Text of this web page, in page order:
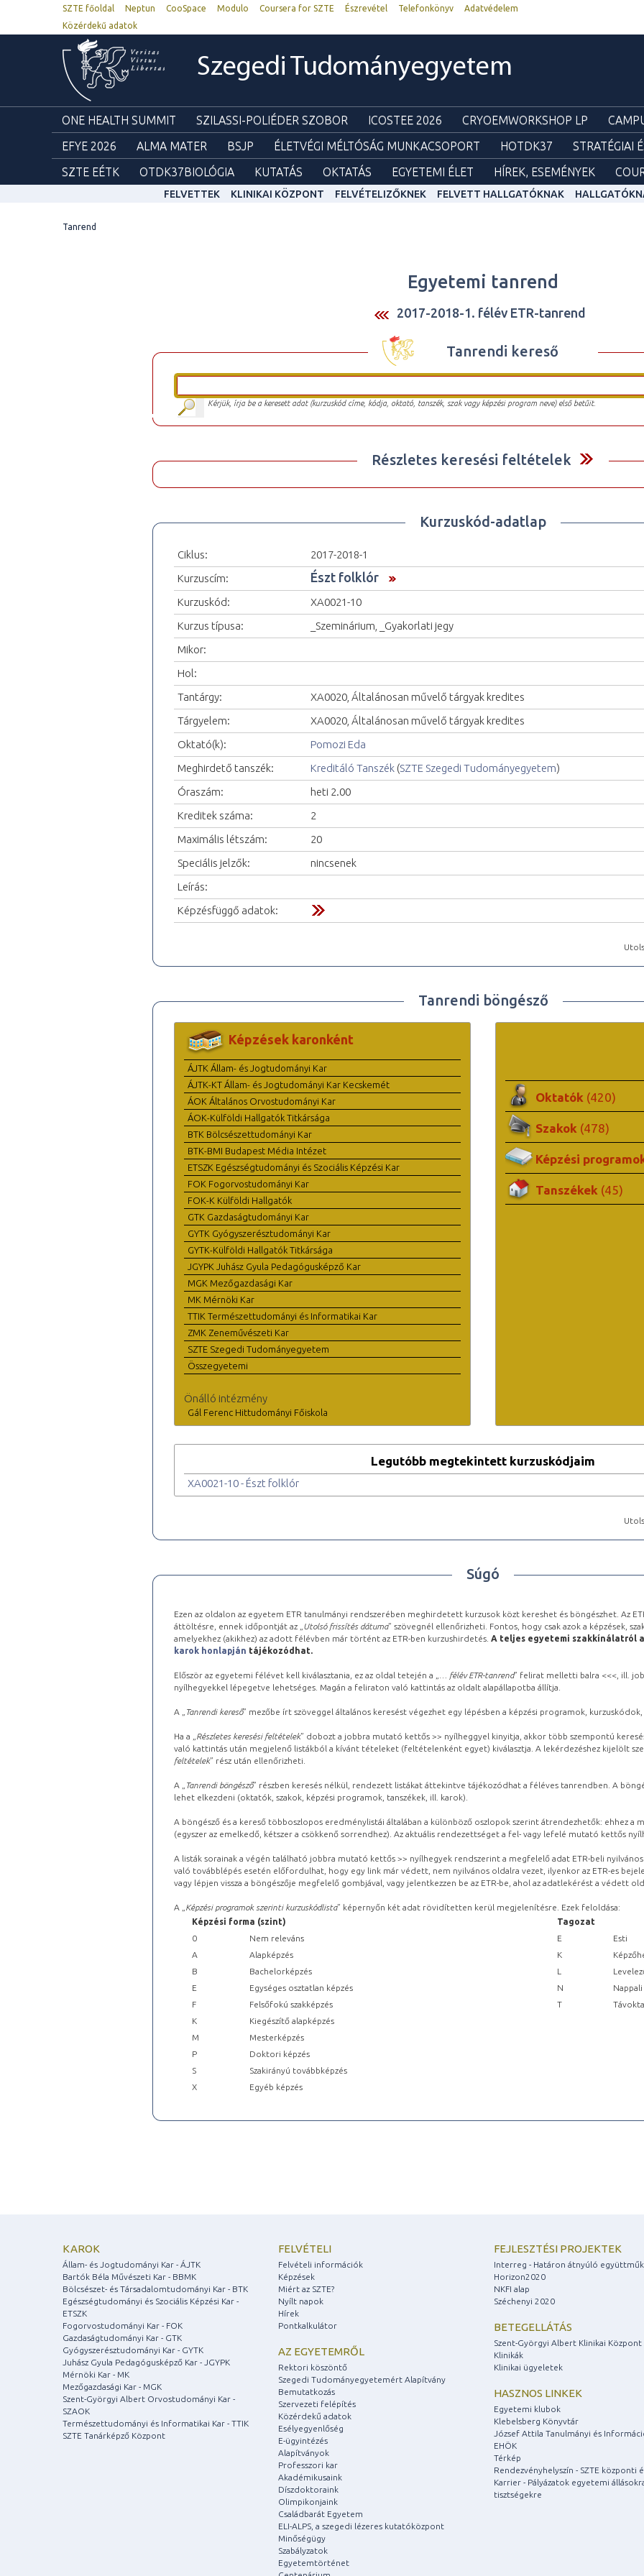
SZTE főoldal Neptun CooSpace Modulo Coursera for SZTE Észrevétel Telefonkönyv
Adatvédelem
Közérdekű adatok
Szegedi Tudományegyetem
ONE HEALTH SUMMIT SZILASSI-POLIÉDER SZOBOR ICOSTEE 2026 CRYOEMWORKSHOP LP
EFYE 2026
ALMA MATER BSJP ÉLETVÉGI MÉLTÓSÁG MUNKACSOPORT HOTDK37 STRATÉGIAI
SZTE EÉTK
OTDK37BIOLÓGIA KUTATÁS OKTATÁS EGYETEMI ÉLET HÍREK, ESEMÉNYEK
FELVETTEK KLINIKAI KÖZPONT FELVÉTELIZŐKNEK FELVETT HALLGATÓKNAK
Tanrend
Egyetemi tanrend
2017-2018-1. félév ETR-tanrend
Tanrendi kereső
Kérjük, írja be a keresett adat (kurzuskód címe, kódja, oktató, tanszék, szak vagy képzési program neve) első betűit.
Részletes keresési feltételek
Kurzuskód-adatlap
Ciklus:
2017-2018-1
Kurzuscím:
Észt folklór
Kurzuskód:
XA0021-10
Kurzus típusa:
_Szeminárium, _Gyakorlati jegy
Mikor:
Hol:
Tantárgy:
XA0020, Általánosan művelő tárgyak kredites
Tárgyelem:
XA0020, Általánosan művelő tárgyak kredites
Oktató(k):
Pomozi Eda
Meghirdető tanszék:
Kreditáló Tanszék (SZTE Szegedi Tudományegyetem)
Óraszám:
heti 2.00
Kreditek száma:
2
Maximális létszám:
20
Speciális jelzők:
nincsenek
Leírás:
Képzésfüggő adatok:
Tanrendi böngésző
Képzések karonként
ÁJTK Állam- és Jogtudományi Kar
ÁJTK-KT Állam- és Jogtudományi Kar Kecskemét
ÁOK Általános Orvostudományi Kar
ÁOK-Külföldi Hallgatók Titkársága
BTK Bölcsészettudományi Kar
BTK-BMI Budapest Média Intézet
ETSZK Egészségtudományi és Szociális Képzési Kar
FOK Fogorvostudományi Kar
FOK-K Külföldi Hallgatók
GTK Gazdaságtudományi Kar
GYTK Gyógyszerésztudományi Kar
GYTK-Külföldi Hallgatók Titkársága
JGYPK Juhász Gyula Pedagógusképző Kar
MGK Mezőgazdasági Kar
MK Mérnöki Kar
TTIK Természettudományi és Informatikai Kar
ZMK Zeneművészeti Kar
SZTE Szegedi Tudományegyetem
Összegyetemi
Önálló intézmény
Gál Ferenc Hittudományi Főiskola
Oktatók (420)
Szakok (478)
Képzési
Tanszékek (45)
Legutóbb megtekintett kurzuskódjaim
XA0021-10 - Észt folklór
Súgó
Ezen az oldalon az egyetem ETR tanulmányi rendszerében meghirdetett kurzusok közt kereshet és böngészhet. Az
áttöltésre, ennek időpontját az „ Utolsó frissítés dátuma” szövegnél ellenőrizheti. Fontos, hogy csak azok a képzések,
amelyekhez (akikhez) az adott félévben már történt az ETR-ben kurzushirdetés. A teljes egyetemi szakkínálatról a
karok honlapján tájékozódhat.
Először az egyetemi félévet kell kiválasztania, ez az oldal tetején a „ … félév ETR-tanrend” felirat melletti balra <<<, ill.
nyílhegyekkel lépegetve lehetséges. Magán a feliraton való kattintás az oldalt alapállapotba állítja.
A „ Tanrendi kereső” mezőbe írt szöveggel általános keresést végezhet egy lépésben a képzési programok,
Ha a „ Részletes keresési feltételek” dobozt a jobbra mutató kettős >> nyílheggyel kinyitja, akkor több szempontú
való kattintás után megjelenő listákból a kívánt tételeket (feltételenként egyet) kiválasztja. A lekérdezéshez kijelölt
feltételek” rész után ellenőrizheti.
A „ Tanrendi böngésző” részben keresés nélkül, rendezett listákat áttekintve tájékozódhat a féléves tanrendben. A
lehet elkezdeni (oktatók, szakok, képzési programok, tanszékek, ill. karok).
A böngésző és a kereső többoszlopos eredménylistái általában a különböző oszlopok szerint átrendezhetők: ehhez a
(egyszer az emelkedő, kétszer a csökkenő sorrendhez). Az aktuális rendezettséget a fel- vagy lefelé mutató kettős
A listák sorainak a végén található jobbra mutató kettős >> nyílhegyek rendszerint a megfelelő adat ETR-beli
való továbblépés esetén előfordulhat, hogy egy link már védett, nem nyilvános oldalra vezet, ilyenkor az ETR-es
vagy lépjen vissza a böngészője megfelelő gombjával, vagy jelentkezzen be az ETR-be, ahol az adatlekérést a védett
A „ Képzési programok szerinti kurzuskódlista” képernyőn két adat rövidítetten kerül megjelenítésre. Ezek feloldása:
Képzési forma (szint)
Tagozat
0
Nem releváns E
Esti
A
Alapképzés K
B
Bachelorképzés L
E
Egységes osztatlan képzés N
Nappali
F
Felsőfokú szakképzés T
K
Kiegészítő alapképzés
M
Mesterképzés
P
Doktori képzés
S
Szakirányú továbbképzés
X
Egyéb képzés
KAROK
Állam- és Jogtudományi Kar - ÁJTK
Bartók Béla Művészeti Kar - BBMK
Bölcsészet- és Társadalomtudományi Kar - BTK
Egészségtudományi és Szociális Képzési Kar -
ETSZK
Fogorvostudományi Kar - FOK
Gazdaságtudományi Kar - GTK
Gyógyszerésztudományi Kar - GYTK
Juhász Gyula Pedagógusképző Kar - JGYPK
Mérnöki Kar - MK
Mezőgazdasági Kar - MGK
Szent-Györgyi Albert Orvostudományi Kar -
SZAOK
Természettudományi és Informatikai Kar - TTIK
SZTE Tanárképző Központ
FELVÉTELI
Felvételi információk
Képzések
Miért az SZTE?
Nyílt napok
Hírek
Pontkalkulátor
AZ EGYETEMRŐL
Rektori köszöntő
Szegedi Tudományegyetemért Alapítvány
Bemutatkozás
Szervezeti felépítés
Közérdekű adatok
Esélyegyenlőség
E-ügyintézés
Alapítványok
Professzori kar
Akadémikusaink
Díszdoktoraink
Olimpikonjaink
Családbarát Egyetem
ELI-ALPS, a szegedi lézeres kutatóközpont
Minőségügy
Szabályzatok
Egyetemtörténet
FEJLESZTÉSI PROJEKTEK
Interreg - Határon átnyúló
Horizon2020
NKFI alap
Széchenyi 2020
BETEGELLÁTÁS
Szent-Györgyi Albert Klinikai Központ
Klinikák
Klinikai ügyeletek
HASZNOS LINKEK
Egyetemi klubok
Klebelsberg Könyvtár
József Attila Tanulmányi és
EHÖK
Térkép
Rendezvényhelyszín - SZTE központi
Karrier - Pályázatok egyetemi
tisztségekre